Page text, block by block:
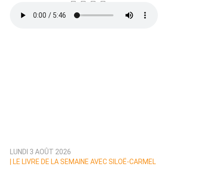
LUNDI 3 AOÛT 2026
LE LIVRE DE LA SEMAINE AVEC SILOË-CARMEL